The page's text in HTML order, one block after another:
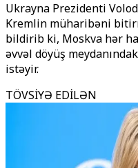
Ukrayna Prezidenti
Kremlin müharibəni
bildirib ki, Moskva hər
əvvəl döyüş
istəyir.
TÖVSİYƏ EDİLƏN